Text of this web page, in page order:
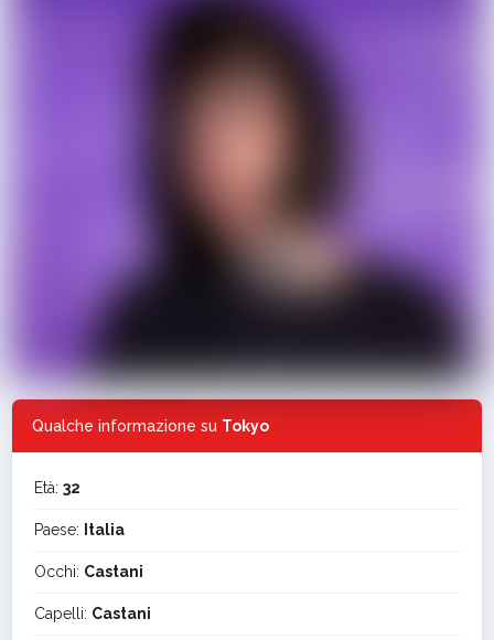
Qualche informazione su Tokyo
Età: 32
Paese: Italia
Occhi: Castani
Capelli: Castani